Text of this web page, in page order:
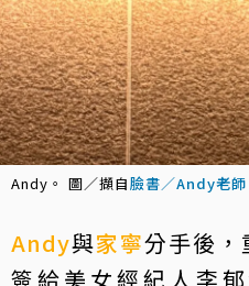
Andy。 圖／擷自臉書／Andy老師
Andy與家寧分手後，
簽給美女經紀人李